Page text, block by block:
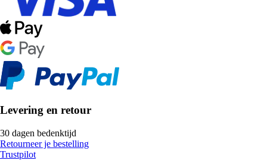
Levering en retour
30 dagen bedenktijd
Retourneer je bestelling
Trustpilot